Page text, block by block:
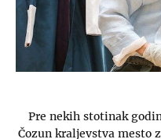
Pre nekih stotinak
Čozun kraljevstva mesto